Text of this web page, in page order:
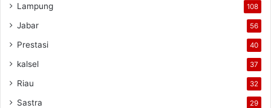
Lampung 108
Jabar 56
Prestasi 40
kalsel 37
Riau 32
Sastra 29